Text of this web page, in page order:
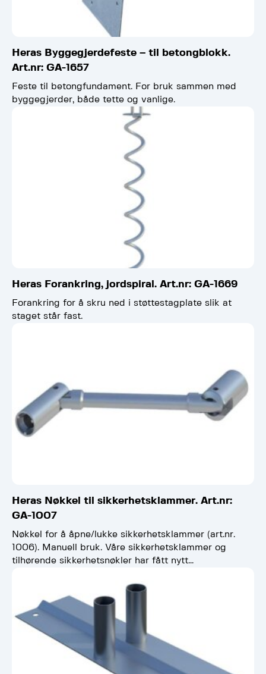
Heras Byggegjerdefeste – til betongblokk.
Art.nr: GA-1657
Feste til betongfundament. For bruk sammen med
byggegjerder, både tette og vanlige.
Heras Forankring, jordspiral. Art.nr: GA-1669
Forankring for å skru ned i støttestagplate slik at
staget står fast.
Heras Nøkkel til sikkerhetsklammer. Art.nr:
GA-1007
Nøkkel for å åpne/lukke sikkerhetsklammer (art.nr.
1006). Manuell bruk. Våre sikkerhetsklammer og
tilhørende sikkerhetsnøkler har fått nytt